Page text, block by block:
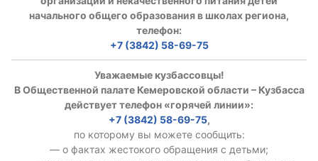
начального общего образования в школах региона,
телефон:
+7 (3842) 58-69-75
Уважаемые кузбассовцы!
В Общественной палате Кемеровской области – Кузбасса
действует телефон «горячей линии»:
+7 (3842) 58-69-75,
по которому вы можете сообщить:
— о фактах жестокого обращения с детьми;